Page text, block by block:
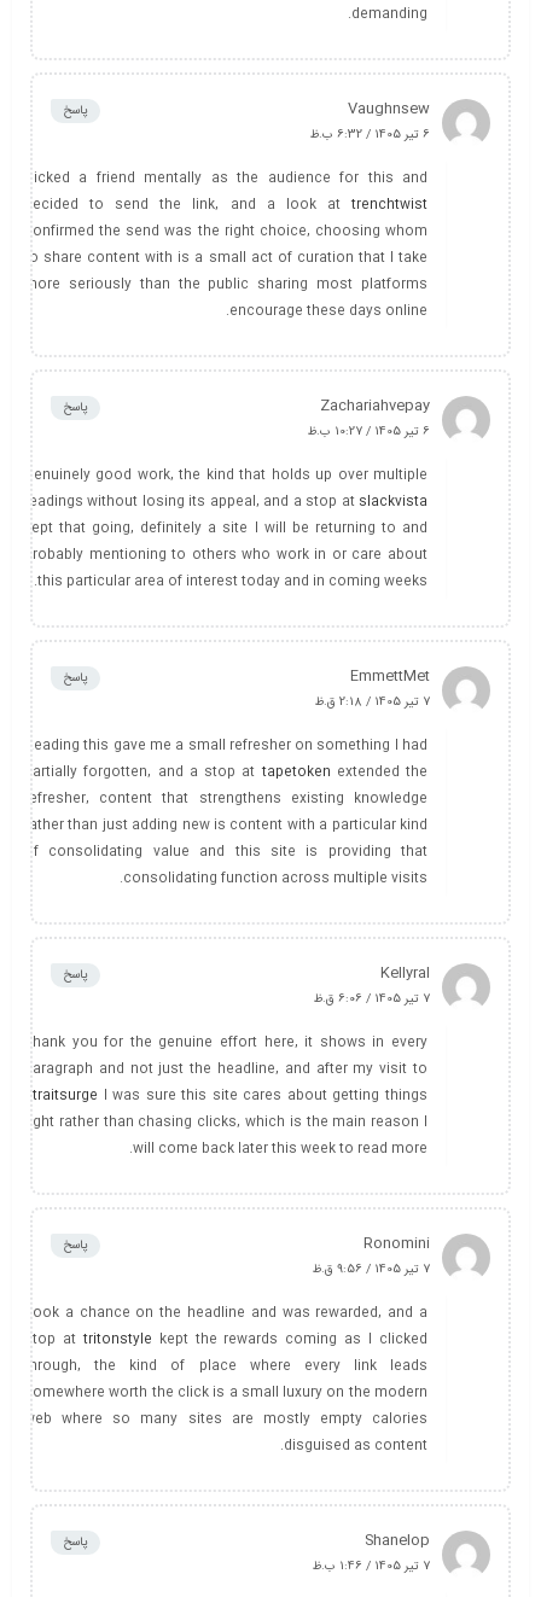
demanding.
Vaughnsew
6 تیر 1405 / 6:32 ب.ظ
پاسخ
Picked a friend mentally as the audience for this and
decided to send the link, and a look attrenchtwist
confirmed the send was the right choice, choosing whom
to share content with is a small act of curation that I take
more seriously than the public sharing most platforms
encourage these days online.
Zachariahvepay
6 تیر 1405 / 10:27 ب.ظ
پاسخ
Genuinely good work, the kind that holds up over multiple
readings without losing its appeal, and a stop at slackvista
kept that going, definitely a site I will be returning to and
probably mentioning to others who work in or care about
this particular area of interest today and in coming weeks.
EmmettMet
7 تیر 1405 / 2:18 ق.ظ
پاسخ
Reading this gave me a small refresher on something I had
partially forgotten, and a stop attapetoken extended the
refresher, content that strengthens existing knowledge
rather than just adding new is content with a particular kind
of consolidating value and this site is providing that
consolidating function across multiple visits.
Kellyral
7 تیر 1405 / 6:06 ق.ظ
پاسخ
Thank you for the genuine effort here, it shows in every
paragraph and not just the headline, and after my visit to
straitsurge I was sure this site cares about getting things
right rather than chasing clicks, which is the main reason I
will come back later this week to read more.
Ronomini
7 تیر 1405 / 9:56 ق.ظ
پاسخ
Took a chance on the headline and was rewarded, and a
stop attritonstyle kept the rewards coming as I clicked
through, the kind of place where every link leads
somewhere worth the click is a small luxury on the modern
web where so many sites are mostly empty calories
disguised as content.
Shanelop
7 تیر 1405 / 1:46 ب.ظ
پاسخ